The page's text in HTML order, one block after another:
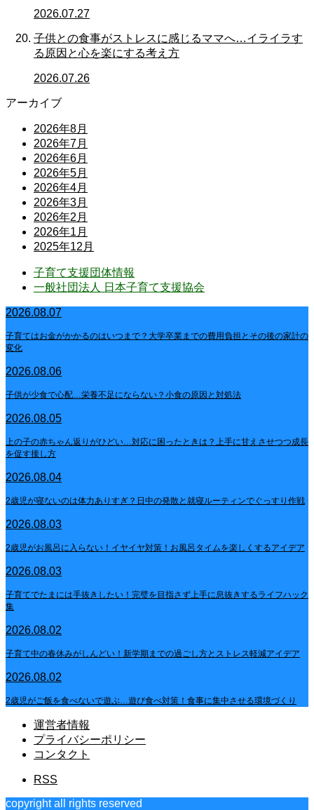
2026.07.27
子供との食事がストレスに感じるママへ…イライラす
る原因と心を楽にする考え方
2026.07.26
アーカイブ
2026年8月
2026年7月
2026年6月
2026年5月
2026年4月
2026年3月
2026年2月
2026年1月
2025年12月
子育て支援団体情報
一般社団法人 日本子育て支援協会
2026.08.07
子育てはお金がかかるのはいつまで？大学卒業までの費用負担とその後の家計の
変化
2026.08.06
子供が少食で心配…栄養不足にならない？小食の原因と対処法
2026.08.05
上の子の赤ちゃん返りがひどい…対応に困ったときは？上手に甘えさせつつ成長
を促す接し方
2026.08.04
2歳児が寝ないのは体力ありすぎ？日中の発散と就寝ルーティンでぐっすり作戦
2026.08.03
2歳児がお風呂に入らない！イヤイヤ対策！お風呂タイムを楽しくするアイデア
2026.08.03
子育てでたまには手抜きしたい！完璧を目指さず上手に息抜きするライフハック
集
2026.08.02
子育て中の春休みがしんどい！新学期までの過ごし方とストレス軽減アイデア
2026.08.02
2歳児がご飯を食べないで遊ぶ…遊び食べ対策！食事に集中させる環境づくり
運営者情報
プライバシーポリシー
コンタクト
RSS
copyright all rights reserved